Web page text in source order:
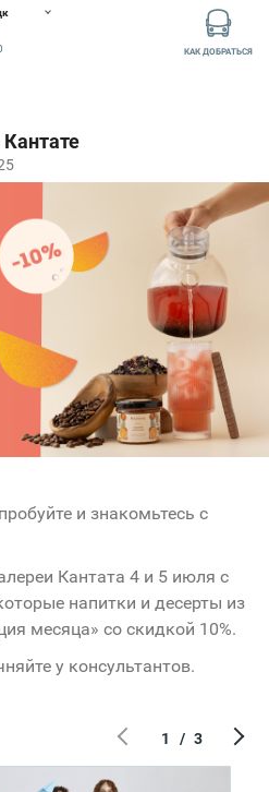
КАК ДОБРАТЬСЯ
и знакомьтесь с
Кантата 4 и 5 июля с
напитки и десерты из
месяца» со скидкой 10%.
у консультантов.
1 / 3